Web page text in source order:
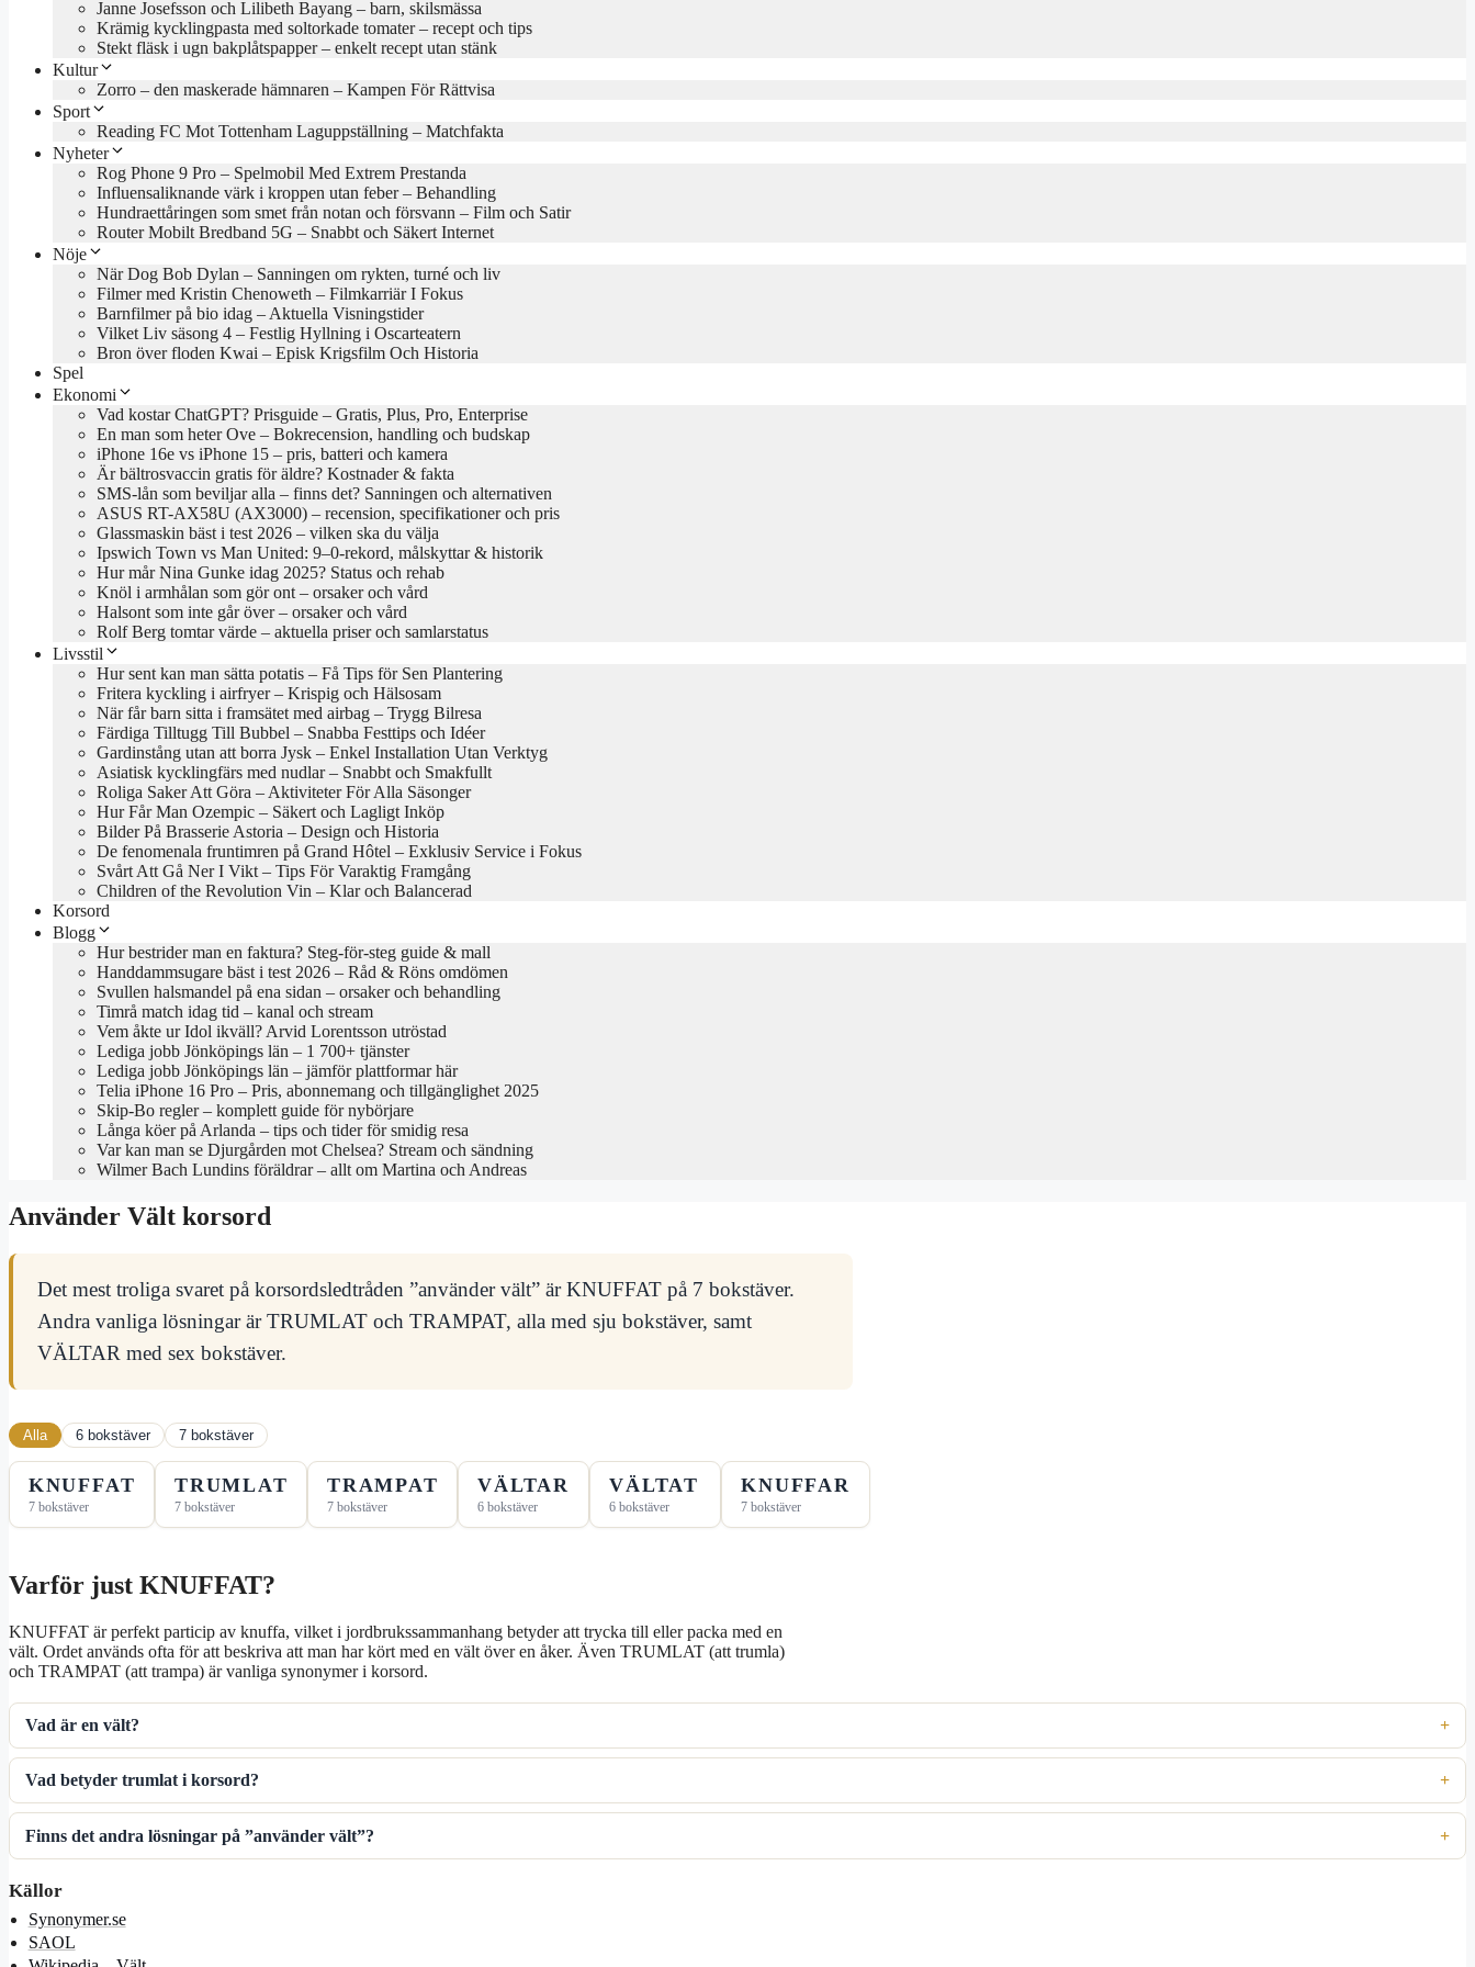
Janne Josefsson och Lilibeth Bayang – barn, skilsmässa
Krämig kycklingpasta med soltorkade tomater – recept och tips
Stekt fläsk i ugn bakplåtspapper – enkelt recept utan stänk
Kultur
Zorro – den maskerade hämnaren – Kampen För Rättvisa
Sport
Reading FC Mot Tottenham Laguppställning – Matchfakta
Nyheter
Rog Phone 9 Pro – Spelmobil Med Extrem Prestanda
Influensaliknande värk i kroppen utan feber – Behandling
Hundraettåringen som smet från notan och försvann – Film och Satir
Router Mobilt Bredband 5G – Snabbt och Säkert Internet
Nöje
När Dog Bob Dylan – Sanningen om rykten, turné och liv
Filmer med Kristin Chenoweth – Filmkarriär I Fokus
Barnfilmer på bio idag – Aktuella Visningstider
Vilket Liv säsong 4 – Festlig Hyllning i Oscarteatern
Bron över floden Kwai – Episk Krigsfilm Och Historia
Spel
Ekonomi
Vad kostar ChatGPT? Prisguide – Gratis, Plus, Pro, Enterprise
En man som heter Ove – Bokrecension, handling och budskap
iPhone 16e vs iPhone 15 – pris, batteri och kamera
Är bältrosvaccin gratis för äldre? Kostnader & fakta
SMS-lån som beviljar alla – finns det? Sanningen och alternativen
ASUS RT-AX58U (AX3000) – recension, specifikationer och pris
Glassmaskin bäst i test 2026 – vilken ska du välja
Ipswich Town vs Man United: 9–0-rekord, målskyttar & historik
Hur mår Nina Gunke idag 2025? Status och rehab
Knöl i armhålan som gör ont – orsaker och vård
Halsont som inte går över – orsaker och vård
Rolf Berg tomtar värde – aktuella priser och samlarstatus
Livsstil
Hur sent kan man sätta potatis – Få Tips för Sen Plantering
Fritera kyckling i airfryer – Krispig och Hälsosam
När får barn sitta i framsätet med airbag – Trygg Bilresa
Färdiga Tilltugg Till Bubbel – Snabba Festtips och Idéer
Gardinstång utan att borra Jysk – Enkel Installation Utan Verktyg
Asiatisk kycklingfärs med nudlar – Snabbt och Smakfullt
Roliga Saker Att Göra – Aktiviteter För Alla Säsonger
Hur Får Man Ozempic – Säkert och Lagligt Inköp
Bilder På Brasserie Astoria – Design och Historia
De fenomenala fruntimren på Grand Hôtel – Exklusiv Service i Fokus
Svårt Att Gå Ner I Vikt – Tips För Varaktig Framgång
Children of the Revolution Vin – Klar och Balancerad
Korsord
Blogg
Hur bestrider man en faktura? Steg-för-steg guide & mall
Handdammsugare bäst i test 2026 – Råd & Röns omdömen
Svullen halsmandel på ena sidan – orsaker och behandling
Timrå match idag tid – kanal och stream
Vem åkte ur Idol ikväll? Arvid Lorentsson utröstad
Lediga jobb Jönköpings län – 1 700+ tjänster
Lediga jobb Jönköpings län – jämför plattformar här
Telia iPhone 16 Pro – Pris, abonnemang och tillgänglighet 2025
Skip-Bo regler – komplett guide för nybörjare
Långa köer på Arlanda – tips och tider för smidig resa
Var kan man se Djurgården mot Chelsea? Stream och sändning
Wilmer Bach Lundins föräldrar – allt om Martina och Andreas
Använder Vält korsord
Det mest troliga svaret på korsordsledtråden ”använder vält” är KNUFFAT på 7 bokstäver.
Andra vanliga lösningar är TRUMLAT och TRAMPAT, alla med sju bokstäver, samt
VÄLTAR med sex bokstäver.
Alla 6 bokstäver 7 bokstäver
KNUFFAT
7 bokstäver
TRUMLAT
7 bokstäver
TRAMPAT
7 bokstäver
VÄLTAR
6 bokstäver
VÄLTAT
6 bokstäver
KNUFFAR
7 bokstäver
Varför just KNUFFAT?
KNUFFAT är perfekt particip av knuffa, vilket i jordbrukssammanhang betyder att trycka till eller packa med en
vält. Ordet används ofta för att beskriva att man har kört med en vält över en åker. Även TRUMLAT (att trumla)
och TRAMPAT (att trampa) är vanliga synonymer i korsord.
Vad är en vält?
Vad betyder trumlat i korsord?
Finns det andra lösningar på ”använder vält”?
Källor
Synonymer.se
SAOL